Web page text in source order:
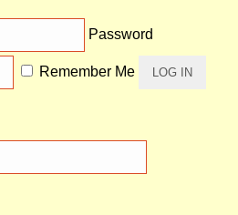
Password
Remember Me